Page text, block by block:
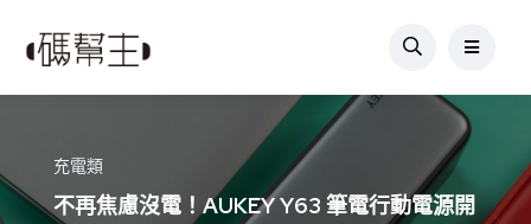
充電類
不再焦慮沒電！AUKEY Y63 筆電行動電源開